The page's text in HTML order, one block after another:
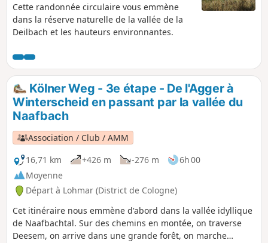
Cette randonnée circulaire vous emmène
dans la réserve naturelle de la vallée de la
Deilbach et les hauteurs environnantes.
Kölner Weg - 3e étape - De l'Agger à
Winterscheid en passant par la vallée du
Naafbach
Association / Club / AMM
16,71 km
+426 m -276 m
6h 00
Moyenne
Départ à Lohmar (District de Cologne)
Cet itinéraire nous emmène d'abord dans la vallée idyllique
de Naafbachtal. Sur des chemins en montée, on traverse
Deesem, on arrive dans une grande forêt, on marche